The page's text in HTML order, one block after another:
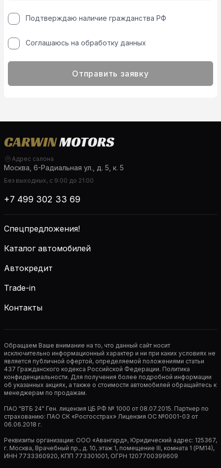
Подтверждаю наличие гражданства РФ
Соглашаюсь на обработку данных
Отправить заявку
Адрес салона
Москва, 6-Радиальная ул., д. 5, к. 5
Без выходных, с 9:00 до 21:00
+7 499 302 33 69
Спецпредложения!
Каталог автомобилей
Автокредит
Trade-in
Контакты
Обращаем Ваше внимание на то, что данный сайт носит
исключительно информационный характер и ни при каких условиях не
является публичной офертой, определяемой положениями статьи
437 Гражданского кодекса Российской Федерации. Политика
конфиденциальности. Для получения более подробной информации
об указанных акциях, а также о стоимости автомобилей обращайтесь к
менеджерам по продажам.
ПАО "ВТБ 24" Ген. лицензия ЦБ РФ № 1000 от 08.07.2015. Партнер по
страхованию: ПАО СК «Росгосстрах» Лицензия ОС №0001-03 от
06.06.2018 г.
Реквизиты организации: ООО «Авангард», Юридический адрес: 125367,
г. Москва, Врачебный пр., д. 10, этаж 1, помещение III, комната 1 (РМ14),
ИНН 7733360920, КПП 773301001, ОГРН 1207700399609